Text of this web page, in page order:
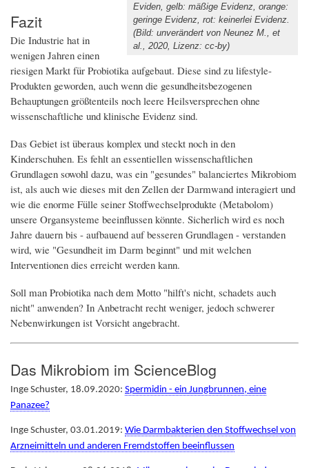
Eviden, gelb: mäßige Evidenz, orange:
geringe Evidenz, rot: keinerlei Evidenz.
(Bild: unverändert von Neunez M., et
al., 2020, Lizenz: cc-by)
Fazit
Die Industrie hat in
wenigen Jahren einen
riesigen Markt für Probiotika aufgebaut. Diese sind zu lifestyle-
Produkten geworden, auch wenn die gesundheitsbezogenen
Behauptungen größtenteils noch leere Heilsversprechen ohne
wissenschaftliche und klinische Evidenz sind.
Das Gebiet ist überaus komplex und steckt noch in den
Kinderschuhen. Es fehlt an essentiellen wissenschaftlichen
Grundlagen sowohl dazu, was ein "gesundes" balanciertes Mikrobiom
ist, als auch wie dieses mit den Zellen der Darmwand interagiert und
wie die enorme Fülle seiner Stoffwechselprodukte (Metabolom)
unsere Organsysteme beeinflussen könnte. Sicherlich wird es noch
Jahre dauern bis - aufbauend auf besseren Grundlagen - verstanden
wird, wie "Gesundheit im Darm beginnt" und mit welchen
Interventionen dies erreicht werden kann.
Soll man Probiotika nach dem Motto "hilft's nicht, schadets auch
nicht" anwenden? In Anbetracht recht weniger, jedoch schwerer
Nebenwirkungen ist Vorsicht angebracht.
Das Mikrobiom im ScienceBlog
Inge Schuster, 18.09.2020: Spermidin - ein Jungbrunnen, eine
Panazee?
Inge Schuster, 03.01.2019: Wie Darmbakterien den Stoffwechsel von
Arzneimitteln und anderen Fremdstoffen beeinflussen